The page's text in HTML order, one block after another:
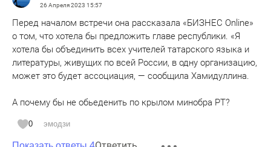
26 Апреля 2023 15:57
Перед началом встречи она рассказала «БИЗНЕС Online»
о том, что хотела бы предложить главе республики. «Я
хотела бы объединить всех учителей татарского языка и
литературы, живущих по всей России, в одну организацию,
может это будет ассоциация, — сообщила Хамидуллина.
А почему бы не обьеденить по крылом минобра РТ?
0 эмодзи